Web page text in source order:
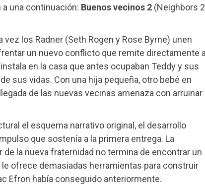
una continuación: Buenos vecinos 2 (Neighbors
los Radner (Seth Rogen y Rose Byrne) unen
un nuevo conflicto que remite directamente a
en la casa que antes ocupaban Teddy y sus
sus vidas. Con una hija pequeña, otro bebé en
de las nuevas vecinas amenaza con arruinar
el esquema narrativo original, el desarrollo
que sostenía a la primera entrega. La
la nueva fraternidad no termina de encontrar un
ofrece demasiadas herramientas para construir
Efron había conseguido anteriormente.